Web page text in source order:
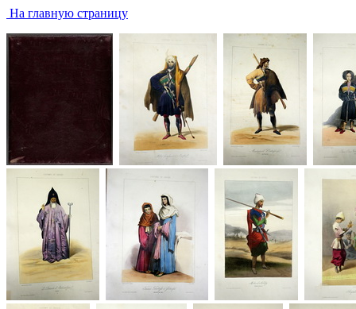
На главную страницу